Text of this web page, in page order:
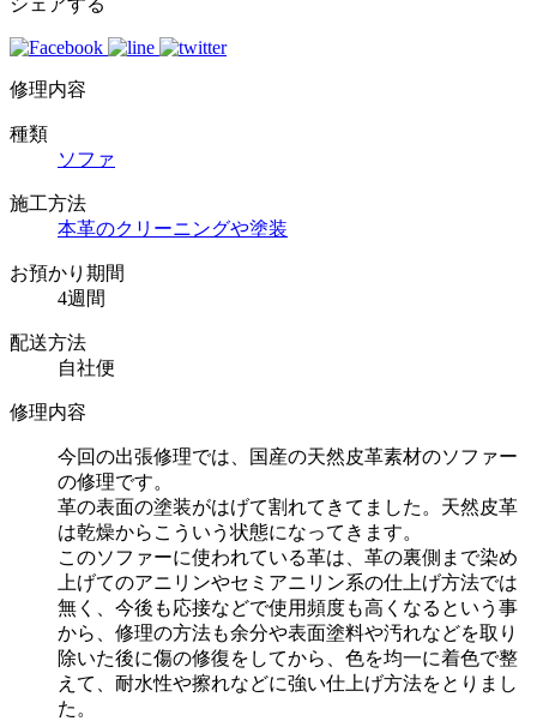
シェアする
修理内容
種類
ソファ
施工方法
本革のクリーニングや塗装
お預かり期間
4週間
配送方法
自社便
修理内容
今回の出張修理では、国産の天然皮革素材のソファー
の修理です。
革の表面の塗装がはげて割れてきてました。天然皮革
は乾燥からこういう状態になってきます。
このソファーに使われている革は、革の裏側まで染め
上げてのアニリンやセミアニリン系の仕上げ方法では
無く、今後も応接などで使用頻度も高くなるという事
から、修理の方法も余分や表面塗料や汚れなどを取り
除いた後に傷の修復をしてから、色を均一に着色で整
えて、耐水性や擦れなどに強い仕上げ方法をとりまし
た。